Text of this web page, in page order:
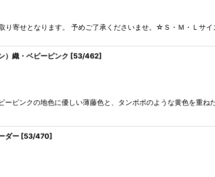
り寄せとなります。 予めご了承くださいませ。☆Ｓ・Ｍ・Ｌサ
）織・ベビーピンク [53/462]
ーピンクの地色に優しい薄藤色と、タンポポのような黄色を重
ダー [53/470]